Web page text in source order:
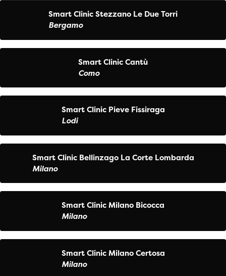
Smart Clinic Stezzano Le Due Torri
Bergamo
Smart Clinic Cantù
Como
Smart Clinic Pieve Fissiraga
Lodi
Smart Clinic Bellinzago La Corte Lombarda
Milano
Smart Clinic Milano Bicocca
Milano
Smart Clinic Milano Certosa
Milano